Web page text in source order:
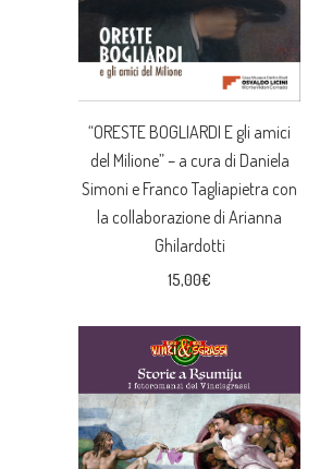
“ORESTE BOGLIARDI E gli amici
del Milione” – a cura di Daniela
Simoni e Franco Tagliapietra con
la collaborazione di Arianna
Ghilardotti
15,00€